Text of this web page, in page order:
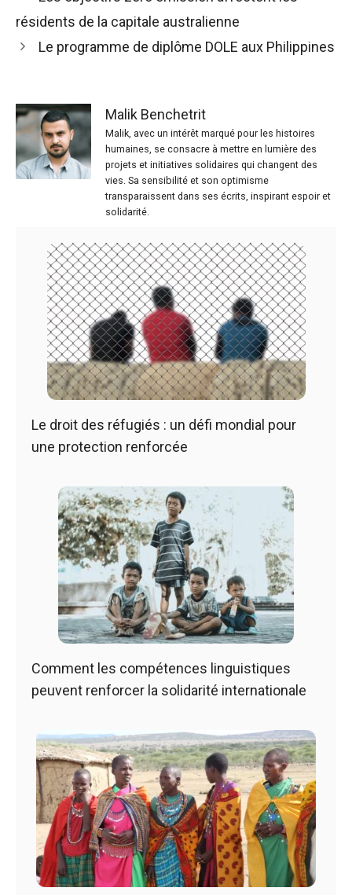
résidents de la capitale australienne
Le programme de diplôme DOLE aux Philippines
Malik Benchetrit
Malik, avec un intérêt marqué pour les histoires
humaines, se consacre à mettre en lumière des
projets et initiatives solidaires qui changent des
vies. Sa sensibilité et son optimisme
transparaissent dans ses écrits, inspirant espoir et
solidarité.
Le droit des réfugiés : un défi mondial pour
une protection renforcée
Comment les compétences linguistiques
peuvent renforcer la solidarité internationale